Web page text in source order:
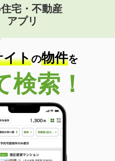
宅・不動産
アプリ
イトの物件を
検索！